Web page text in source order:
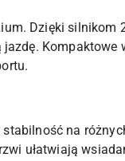
Dzięki silnikom
Kompaktowe
stabilność na
ułatwiają